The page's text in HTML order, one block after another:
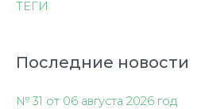
ТЕГИ
Последние новости
№ 31 от 06 августа 2026 год